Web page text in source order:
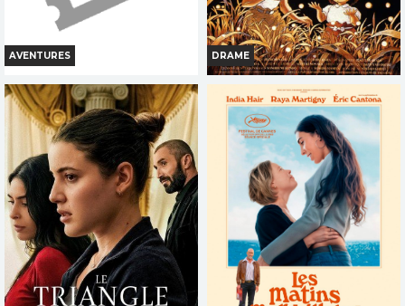
AVENTURES
LA PAT PATROUILLE LE FILM
MISSION DINO
Horaires et Infos
Bande-annonce
Réservation
TOUT PUBLIC
VF
DRAME
LE TOMBEAU DES LUCIOLES
Horaires et Infos
Bande-annonce
Réservation
TOUT PUBLIC
VOST
FR